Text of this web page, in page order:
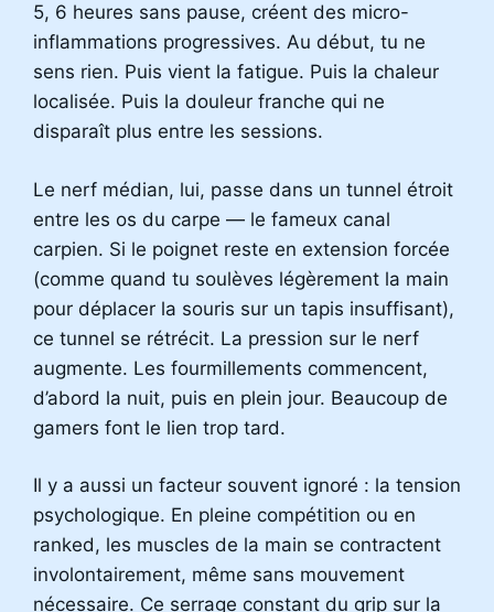
5, 6 heures sans pause, créent des micro-
inflammations progressives. Au début, tu ne
sens rien. Puis vient la fatigue. Puis la chaleur
localisée. Puis la douleur franche qui ne
disparaît plus entre les sessions.
Le nerf médian, lui, passe dans un tunnel étroit
entre les os du carpe — le fameux canal
carpien. Si le poignet reste en extension forcée
(comme quand tu soulèves légèrement la main
pour déplacer la souris sur un tapis insuffisant),
ce tunnel se rétrécit. La pression sur le nerf
augmente. Les fourmillements commencent,
d’abord la nuit, puis en plein jour. Beaucoup de
gamers font le lien trop tard.
Il y a aussi un facteur souvent ignoré : la tension
psychologique. En pleine compétition ou en
ranked, les muscles de la main se contractent
involontairement, même sans mouvement
nécessaire. Ce serrage constant du grip sur la